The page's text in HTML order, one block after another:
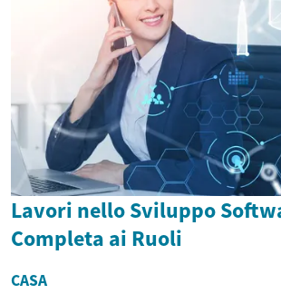
Lavori nello Sviluppo
Completa ai Ruoli
CASA